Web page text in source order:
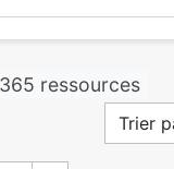
365 ressources
Trier